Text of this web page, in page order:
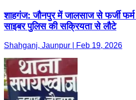
शाहगंज: जौनपुर में जालसाज से फर्जी
साइबर पुलिस की सक्रियता से लौटे
Shahganj, Jaunpur | Feb 19, 2026